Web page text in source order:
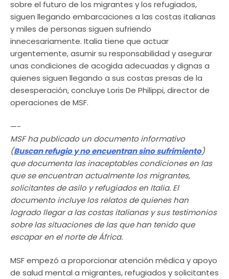
sobre el futuro de los migrantes y los refugiados,
siguen llegando embarcaciones a las costas italianas
y miles de personas siguen sufriendo
innecesariamente. Italia tiene que actuar
urgentemente, asumir su responsabilidad y asegurar
unas condiciones de acogida adecuadas y dignas a
quienes siguen llegando a sus costas presas de la
desesperación, concluye Loris De Philippi, director de
operaciones de MSF.
—-
MSF ha publicado un documento informativo
(Buscan refugio y no encuentran sino sufrimiento)
que documenta las inaceptables condiciones en las
que se encuentran actualmente los migrantes,
solicitantes de asilo y refugiados en Italia. El
documento incluye los relatos de quienes han
logrado llegar a las costas italianas y sus testimonios
sobre las situaciones de las que han tenido que
escapar en el norte de África.
MSF empezó a proporcionar atención médica y apoyo
de salud mental a migrantes, refugiados y solicitantes